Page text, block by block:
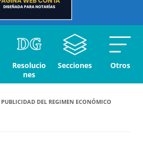
Resolucio
nes
Secciones Otros
PUBLICIDAD DEL REGIMEN ECONÓMICO